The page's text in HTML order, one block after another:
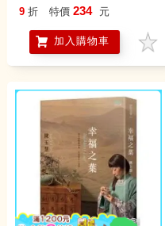
9 折 特價 234 元
加入購物車